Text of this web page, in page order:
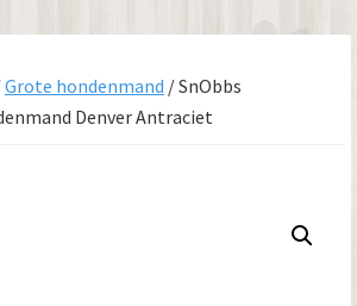
Grote hondenmand /SnObbs
Denver Antraciet